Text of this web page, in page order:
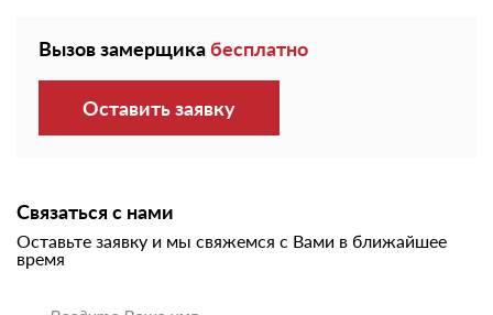
Вызов замерщикабесплатно
Оставить заявку
Связаться с нами
Оставьте заявку и мы свяжемся с Вами в ближайшее
время